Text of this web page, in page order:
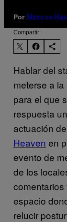
Por Marcos
Compartir:
Hablar del
meterse a
para el que
respuesta
actuación
Heaven en
evento de
de los
espacio
relucir